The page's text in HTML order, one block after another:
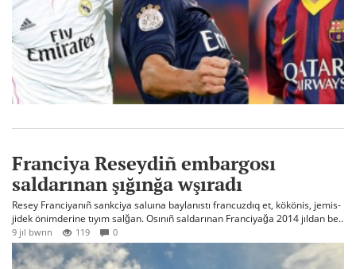
Franciya Reseydiñ embargosı
saldarınan şığınğa wşıradı
Resey Franciyanıñ sankciya saluına baylanıstı francuzdıq et, kökönis, jemis-
jidek önimderine tıyım salğan. Osınıñ saldarınan Franciyağa 2014 jıldan be..
9 jıl bwrın 119 0